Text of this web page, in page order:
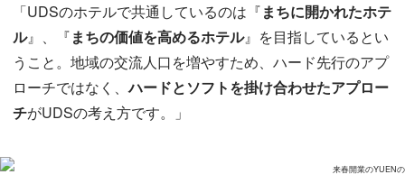
「UDSのホテルで共通しているのは『まちに開かれたホテ
ル』、『まちの価値を高めるホテル』を目指しているとい
うこと。地域の交流人口を増やすため、ハード先行のアプ
ローチではなく、ハードとソフトを掛け合わせたアプロー
チがUDSの考え方です。」